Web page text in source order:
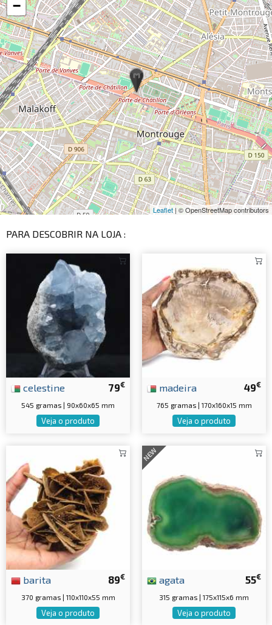
−
Leaflet | © OpenStreetMap contributors
PARA DESCOBRIR NA LOJA :
79€
celestine
545 gramas | 90x60x65 mm
Veja o produto
49€
madeira
765 gramas | 170x160x15 mm
Veja o produto
89€
barita
370 gramas | 110x110x55 mm
Veja o produto
NEW
55€
agata
315 gramas | 175x115x6 mm
Veja o produto